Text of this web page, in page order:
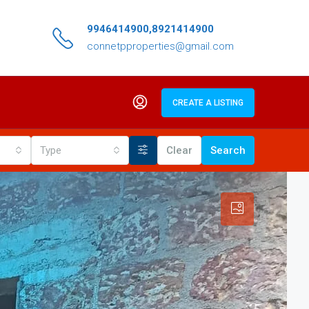
9946414900,8921414900
connetpproperties@gmail.com
CREATE A LISTING
Type Clear Search